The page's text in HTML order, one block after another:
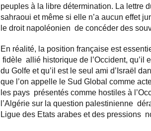
peuples à la libre détermination. La lettre
sahraoui et même si elle n’a aucun effet
le droit napoléonien de concéder des
En réalité, la position française est
fidèle allié historique de l’Occident, qu’il
du Golfe et qu’il est le seul ami d’Israël
que l’on appelle le Sud Global comme
les pays présentés comme hostiles à
l’Algérie sur la question palestinienne
Ligue des Etats arabes et des pressions